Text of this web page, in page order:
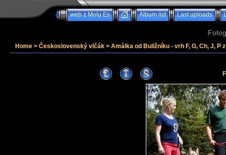
web z Molu Es Album list Last uploads
Home > Československý vlčák > Amálka od Buližníku - vrh F, G, Ch, J, P